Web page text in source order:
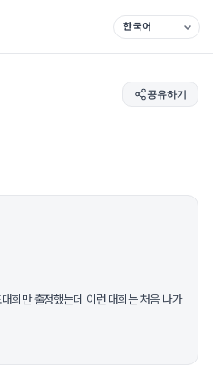
공유하기
회만 출정했는데 이런 대회는 처음 나가